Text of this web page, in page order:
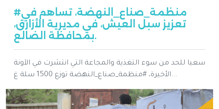
#منظمة_صناع_النهضة، تساهم في
تعزيز سبل العيش، في مديرية الأزارق،
بمحافظة الضالع.
سعيا للحد من سوء التغذية والمجاعة التي انتشرت في الآونة
الأخيرة، #منظمة_صناع_النهضة توزع 1500 سلة غ...